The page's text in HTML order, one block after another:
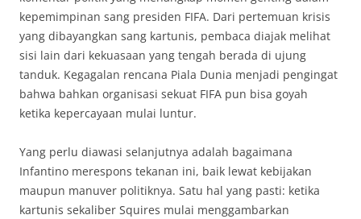
kepemimpinan sang presiden FIFA. Dari pertemuan krisis
yang dibayangkan sang kartunis, pembaca diajak melihat
sisi lain dari kekuasaan yang tengah berada di ujung
tanduk. Kegagalan rencana Piala Dunia menjadi pengingat
bahwa bahkan organisasi sekuat FIFA pun bisa goyah
ketika kepercayaan mulai luntur.
Yang perlu diawasi selanjutnya adalah bagaimana
Infantino merespons tekanan ini, baik lewat kebijakan
maupun manuver politiknya. Satu hal yang pasti: ketika
kartunis sekaliber Squires mulai menggambarkan